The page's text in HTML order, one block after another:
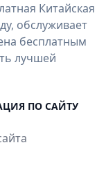
Китайская
обслуживает
бесплатным
лучшей
ПО САЙТУ